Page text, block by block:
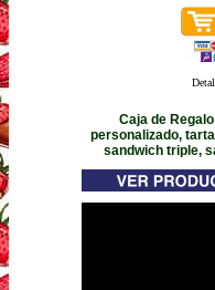
Caja de
personalizado,
sandwich triple,